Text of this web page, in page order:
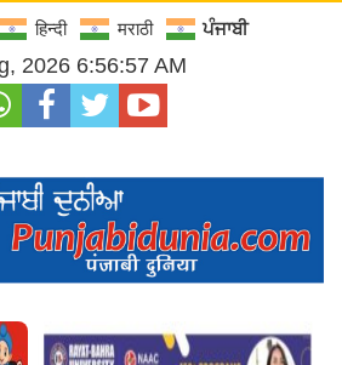
हिन्दी मराठी ਪੰਜਾਬੀ
2026 6:56:58 AM